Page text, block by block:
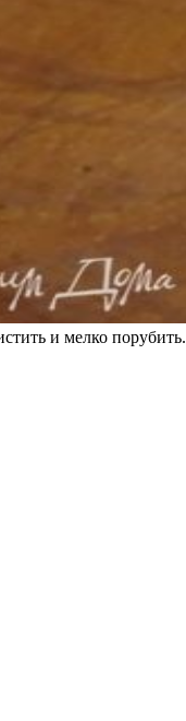
и мелко порубить.